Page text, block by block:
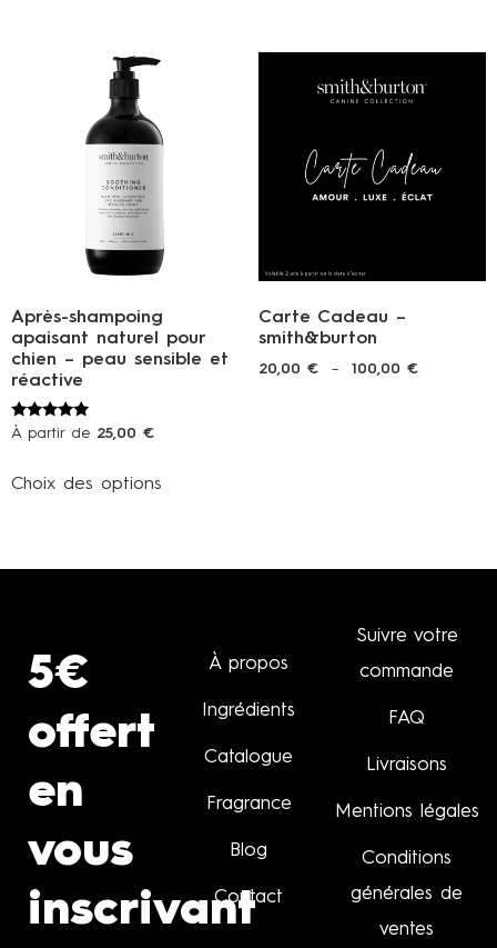
Après-shampoing
apaisant naturel pour
chien – peau sensible et
réactive
Note
5.00
À partir de 25,00 €
Choix des options
Carte Cadeau –
smith&burton
20,00 € – 100,00 €
5€
offert
en
vous
inscrivant
À propos
Ingrédients
Catalogue
Fragrance
Blog
Contact
Suivre votre
commande
FAQ
Livraisons
Mentions légales
Conditions
générales de
ventes